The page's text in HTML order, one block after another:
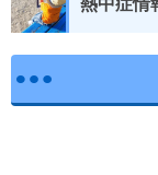
熱中症情